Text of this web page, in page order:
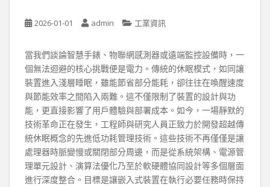
2026-01-01 admin 工業資訊
當我們談論智慧手錶、物聯網感測器或遠端監控設備時，一
個無法迴避的核心挑戰便是電力。傳統的休眠模式，如同讓
裝置進入淺層睡眠，雖能節省部分能耗，卻往往在喚醒速度
與節能效率之間陷入兩難。這不僅限制了裝置的設計與功
能，更直接影響了用戶體驗與部署成本。如今，一場靜默的
技術革命正在發生，工程師與研究人員正致力於開發超越傳
統休眠概念的先進低功耗管理技術。這些技術不再僅僅是讓
處理器時脈變慢或關閉部分周邊，而是從系統架構、電源管
理單元設計、演算法優化乃至於軟硬體協同設計等多個層面
進行深度整合。目標是讓嵌入式裝置在執行必要任務時保持